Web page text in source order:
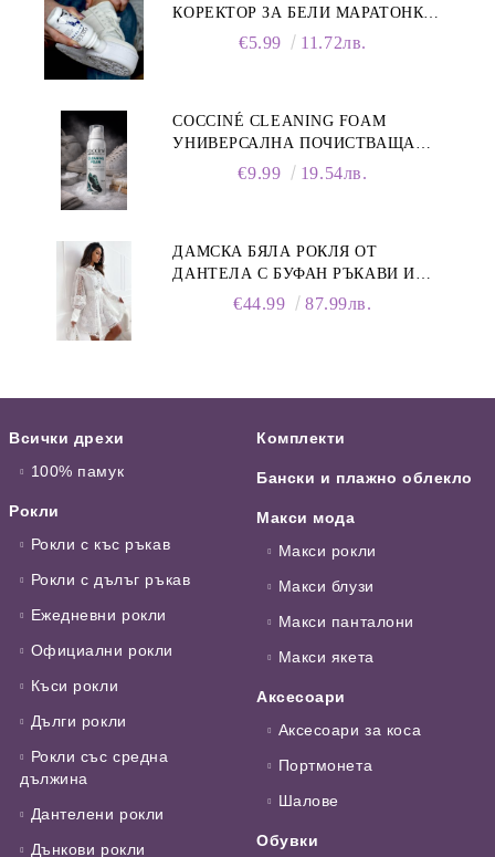
КОРЕКТОР ЗА БЕЛИ МАРАТОНКИ,
€5.99 11.72лв.
COCCINÉ CLEANING FOAM
УНИВЕРСАЛНА ПОЧИСТВАЩА
ПЯНА ЗА ОБУВКИ, 150 МЛ
€9.99 19.54лв.
ДАМСКА БЯЛА РОКЛЯ ОТ
ДАНТЕЛА С БУФАН РЪКАВИ И
€44.99 87.99лв.
Всички дрехи
100% памук
Рокли
Рокли с къс ръкав
Рокли с дълъг ръкав
Ежедневни рокли
Официални рокли
Къси рокли
Дълги рокли
Рокли със средна
дължина
Дантелени рокли
Дънкови рокли
Комплекти
Бански и плажно облекло
Макси мода
Макси рокли
Макси блузи
Макси панталони
Макси якета
Аксесоари
Аксесоари за коса
Портмонета
Шалове
Обувки